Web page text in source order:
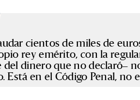
cientos de miles de
rey emérito, con la
del dinero que no declaró–
Está en el Código Penal, no